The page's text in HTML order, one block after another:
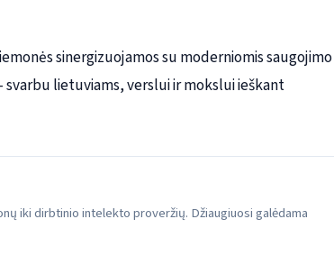
sinergizuojamos su moderniomis saugojimo
lietuviams, verslui ir mokslui ieškant
iki dirbtinio intelekto proveržių. Džiaugiuosi galėdama